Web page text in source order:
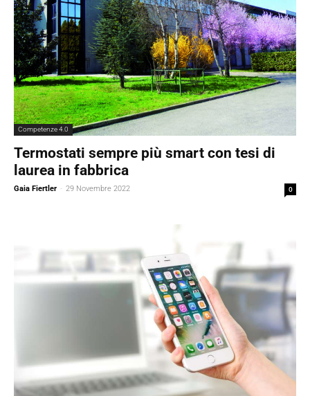
Competenze 4.0
Termostati sempre più smart con tesi di
laurea in fabbrica
Gaia Fiertler - 29 Novembre 2022 0